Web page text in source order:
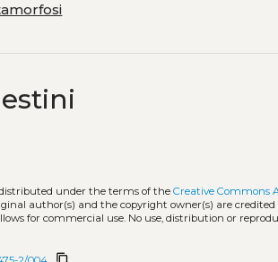
distributed under the terms of theCreative Commons
author(s) and the copyright owner(s) are
for commercial use. No use, distribution or
content_copy